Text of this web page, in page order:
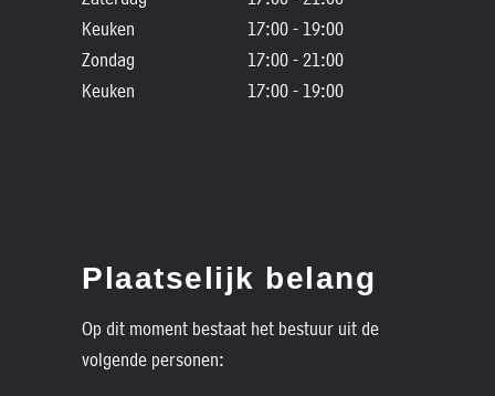
Keuken
17:00 - 19:00
Zondag
17:00 - 21:00
Keuken
17:00 - 19:00
Plaatselijk belang
Op dit moment bestaat het bestuur uit de
volgende personen: